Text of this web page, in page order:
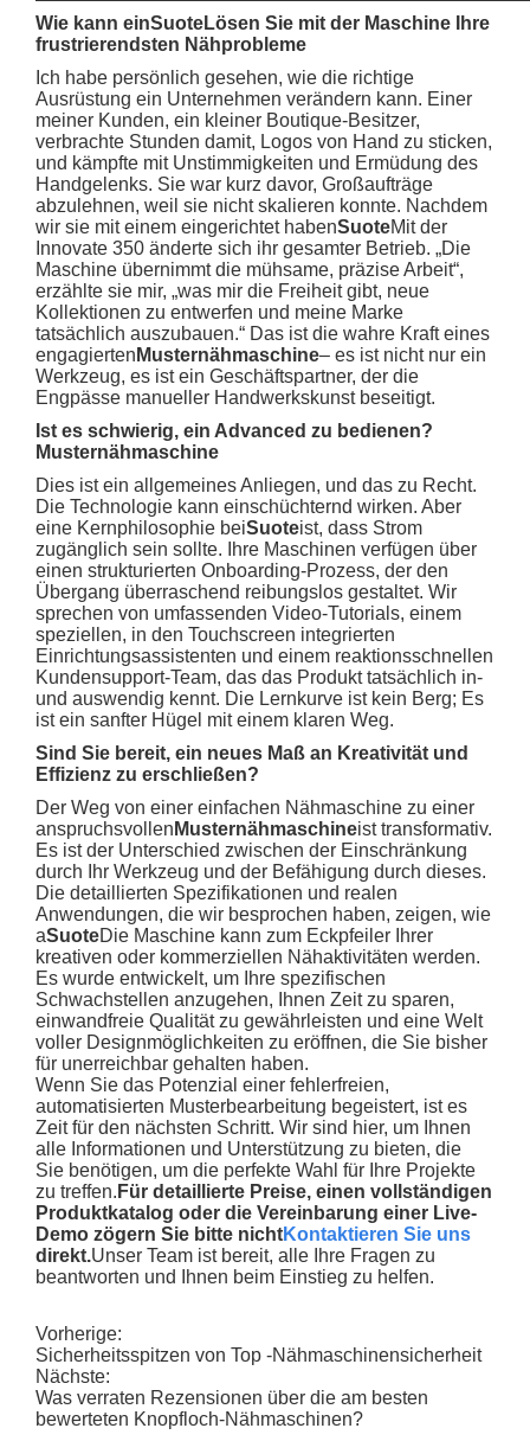
Wie kann einSuoteLösen Sie mit der Maschine Ihre
frustrierendsten Nähprobleme
Ich habe persönlich gesehen, wie die richtige
Ausrüstung ein Unternehmen verändern kann. Einer
meiner Kunden, ein kleiner Boutique-Besitzer,
verbrachte Stunden damit, Logos von Hand zu sticken,
und kämpfte mit Unstimmigkeiten und Ermüdung des
Handgelenks. Sie war kurz davor, Großaufträge
abzulehnen, weil sie nicht skalieren konnte. Nachdem
wir sie mit einem eingerichtet habenSuoteMit der
Innovate 350 änderte sich ihr gesamter Betrieb. „Die
Maschine übernimmt die mühsame, präzise Arbeit“,
erzählte sie mir, „was mir die Freiheit gibt, neue
Kollektionen zu entwerfen und meine Marke
tatsächlich auszubauen.“ Das ist die wahre Kraft eines
engagierten Musternähmaschine– es ist nicht nur ein
Werkzeug, es ist ein Geschäftspartner, der die
Engpässe manueller Handwerkskunst beseitigt.
Ist es schwierig, ein Advanced zu bedienen?
Musternähmaschine
Dies ist ein allgemeines Anliegen, und das zu Recht.
Die Technologie kann einschüchternd wirken. Aber
eine Kernphilosophie beiSuoteist, dass Strom
zugänglich sein sollte. Ihre Maschinen verfügen über
einen strukturierten Onboarding-Prozess, der den
Übergang überraschend reibungslos gestaltet. Wir
sprechen von umfassenden Video-Tutorials, einem
speziellen, in den Touchscreen integrierten
Einrichtungsassistenten und einem reaktionsschnellen
Kundensupport-Team, das das Produkt tatsächlich in-
und auswendig kennt. Die Lernkurve ist kein Berg; Es
ist ein sanfter Hügel mit einem klaren Weg.
Sind Sie bereit, ein neues Maß an Kreativität und
Effizienz zu erschließen?
Der Weg von einer einfachen Nähmaschine zu einer
anspruchsvollen Musternähmaschineist transformativ.
Es ist der Unterschied zwischen der Einschränkung
durch Ihr Werkzeug und der Befähigung durch dieses.
Die detaillierten Spezifikationen und realen
Anwendungen, die wir besprochen haben, zeigen, wie
aSuoteDie Maschine kann zum Eckpfeiler Ihrer
kreativen oder kommerziellen Nähaktivitäten werden.
Es wurde entwickelt, um Ihre spezifischen
Schwachstellen anzugehen, Ihnen Zeit zu sparen,
einwandfreie Qualität zu gewährleisten und eine Welt
voller Designmöglichkeiten zu eröffnen, die Sie bisher
für unerreichbar gehalten haben.
Wenn Sie das Potenzial einer fehlerfreien,
automatisierten Musterbearbeitung begeistert, ist es
Zeit für den nächsten Schritt. Wir sind hier, um Ihnen
alle Informationen und Unterstützung zu bieten, die
Sie benötigen, um die perfekte Wahl für Ihre Projekte
zu treffen. Für detaillierte Preise, einen vollständigen
Produktkatalog oder die Vereinbarung einer Live-
Demo zögern Sie bitte nichtKontaktieren Sie uns
direkt.Unser Team ist bereit, alle Ihre Fragen zu
beantworten und Ihnen beim Einstieg zu helfen.
Vorherige:
Sicherheitsspitzen von Top -Nähmaschinensicherheit
Nächste:
Was verraten Rezensionen über die am besten
bewerteten Knopfloch-Nähmaschinen?